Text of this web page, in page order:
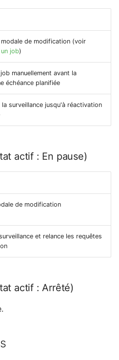
modale de modification (voir
job)
manuellement avant la
échéance planifiée
la surveillance jusqu'à réactivation
actif : En pause)
de modification
et relance les requêtes
actif : Arrêté)